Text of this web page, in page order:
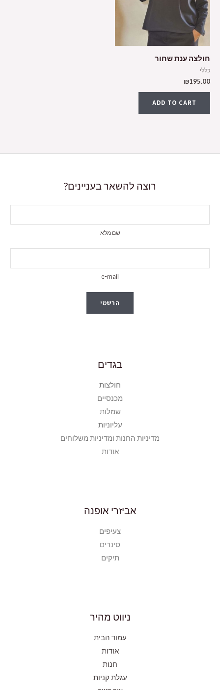
חולצה ענת שחור
כללי
₪195.00
ADD TO CART
רוצה להשאר בעניינים?
שם מלא
e-mail
הרשמי
בגדים
חולצות
מכנסיים
שמלות
עליוניות
מדיניות החנות ומדיניות משלוחים
אודות
אביזרי אופנה
צעיפים
סינרים
תיקים
ניווט מהיר
עמוד הבית
אודות
חנות
עגלת קניות